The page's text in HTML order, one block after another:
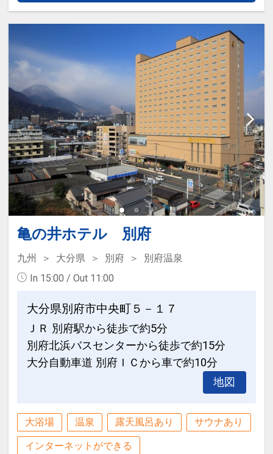
亀の井ホテル 別府
九州 大分県 別府
別府温泉
In 15:00 / Out 11:00
大分県別府市中央町５－１７
ＪＲ 別府駅から徒歩で約5分
別府北浜バスセンターから徒歩で約15分
大分自動車道 別府ＩＣから車で約10分
地図
大浴場 温泉 露天風呂あり サウナあり
インターネットができる